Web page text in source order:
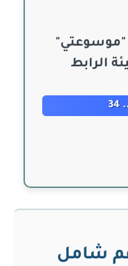
"موسوعتي"
الرابط
شامل